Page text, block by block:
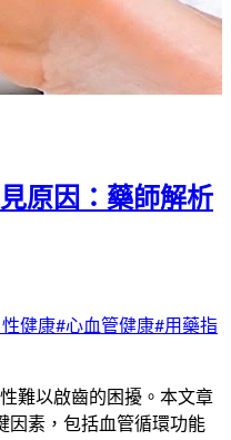
原因：藥師解析
性健康#心血管健康#用藥指
難以啟齒的困擾。本文章
因素，包括血管循環功能